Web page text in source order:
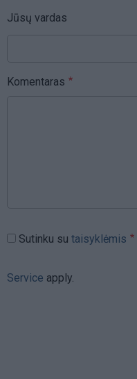
Jūsų vardas
Komentaras
Sutinku su taisyklėmis
Service apply.